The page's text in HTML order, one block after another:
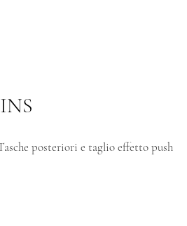
posteriori e taglio effetto push